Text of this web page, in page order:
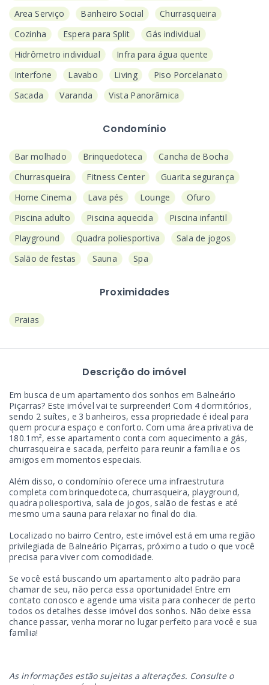
Area Serviço
Banheiro Social
Churrasqueira
Cozinha
Espera para Split
Gás individual
Hidrômetro individual
Infra para água quente
Interfone
Lavabo Living
Piso Porcelanato
Sacada
Varanda Vista Panorâmica
Condomínio
Bar molhado Brinquedoteca
Cancha de Bocha
Churrasqueira
Fitness Center
Guarita segurança
Home Cinema
Lava pés Lounge
Ofuro
Piscina adulto
Piscina aquecida
Piscina infantil
Playground
Quadra poliesportiva
Sala de jogos
Salão de festas
Sauna Spa
Proximidades
Praias
Descrição do imóvel
Em busca de um apartamento dos sonhos em Balneário
Piçarras? Este imóvel vai te surpreender! Com 4 dormitórios,
sendo 2 suítes, e 3 banheiros, essa propriedade é ideal para
quem procura espaço e conforto. Com uma área privativa de
180.1m², esse apartamento conta com aquecimento a gás,
churrasqueira e sacada, perfeito para reunir a família e os
amigos em momentos especiais.
Além disso, o condomínio oferece uma infraestrutura
completa com brinquedoteca, churrasqueira, playground,
quadra poliesportiva, sala de jogos, salão de festas e até
mesmo uma sauna para relaxar no final do dia.
Localizado no bairro Centro, este imóvel está em uma região
privilegiada de Balneário Piçarras, próximo a tudo o que você
precisa para viver com comodidade.
Se você está buscando um apartamento alto padrão para
chamar de seu, não perca essa oportunidade! Entre em
contato conosco e agende uma visita para conhecer de perto
todos os detalhes desse imóvel dos sonhos. Não deixe essa
chance passar, venha morar no lugar perfeito para você e sua
família!
As informações estão sujeitas a alterações. Consulte o